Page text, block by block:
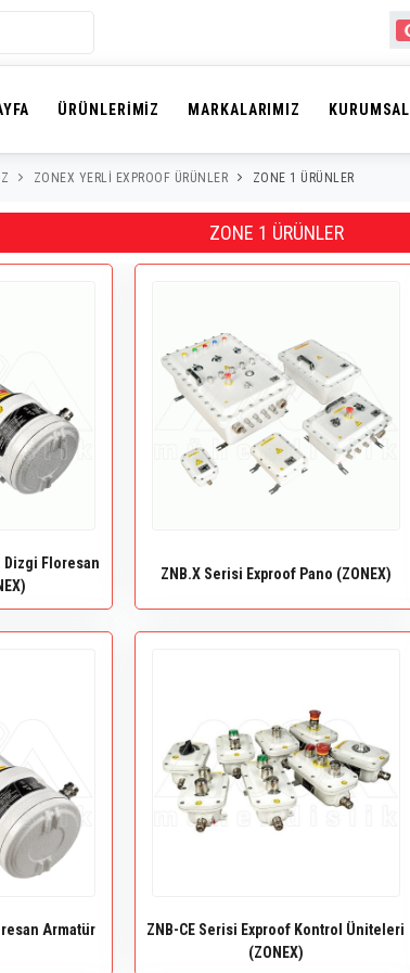
ÜRÜNLERIMIZ MARKALARIMIZ KURUMSAL
ZONEX YERLİ EXPROOF ÜRÜNLER ZONE 1 ÜRÜNLER
ZONE 1 ÜRÜNLER
Dizgi Floresan
ZNB.X Serisi Exproof Pano (ZONEX)
Armatür
ZNB-CE Serisi Exproof Kontrol Üniteleri
(ZONEX)